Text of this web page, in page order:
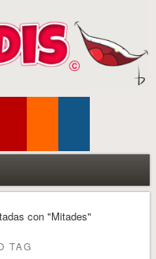
con "Mitades"
TAG